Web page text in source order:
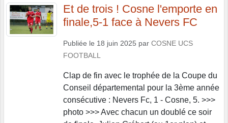
Et de trois ! Cosne l'emporte en
finale,5-1 face à Nevers FC
Publiée le 18 juin 2025 par COSNE UCS
FOOTBALL
Clap de fin avec le trophée de la Coupe du
Conseil départemental pour la 3ème année
consécutive : Nevers Fc, 1 - Cosne, 5. >>>
photo >>> Avec chacun un doublé ce soir